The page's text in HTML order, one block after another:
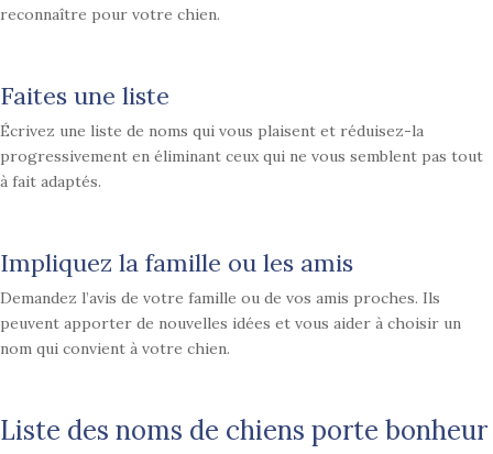
reconnaître pour votre chien.
Faites une liste
Écrivez une liste de noms qui vous plaisent et réduisez-la
progressivement en éliminant ceux qui ne vous semblent pas tout
à fait adaptés.
Impliquez la famille ou les amis
Demandez l’avis de votre famille ou de vos amis proches. Ils
peuvent apporter de nouvelles idées et vous aider à choisir un
nom qui convient à votre chien.
Liste des noms de chiens porte bonheur